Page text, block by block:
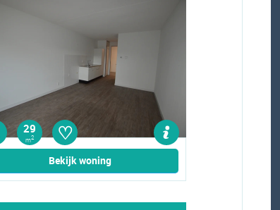
29
m2 ♡
Bekijk woning